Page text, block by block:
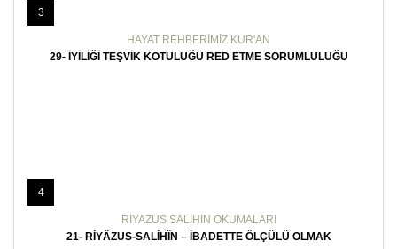
3
HAYAT REHBERIMIZ KUR'AN
29- İYILIĞI TEŞVIK KÖTÜLÜĞÜ RED ETME SORUMLULUĞU
4
RIYAZÜS SALIHIN OKUMALARI
21- RIYÂZUS-SALIHÎN – İBADETTE ÖLÇÜLÜ OLMAK